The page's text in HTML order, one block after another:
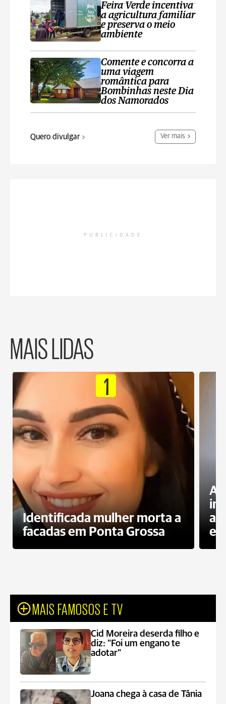
Feira Verde incentiva
a agricultura familiar
e preserva o meio
ambiente
Comente e concorra a
uma viagem
romântica para
Bombinhas neste Dia
dos Namorados
Quero divulgar Ver mais
PUBLICIDADE
MAIS LIDAS
1
Identificada mulher morta a
facadas em Ponta Grossa
MAIS FAMOSOS E TV
Cid Moreira deserda filho e
diz: "Foi um engano te
adotar"
Joana chega à casa de Tânia